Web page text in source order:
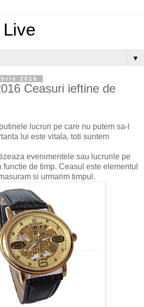
▼
2016
Ceasuri ieftine de
lucruri pe care nu putem sa-l
lui este vitala, toti suntem
evenimentele sau lucrurile pe
de timp. Ceasul este elementul
si urmarim timpul.